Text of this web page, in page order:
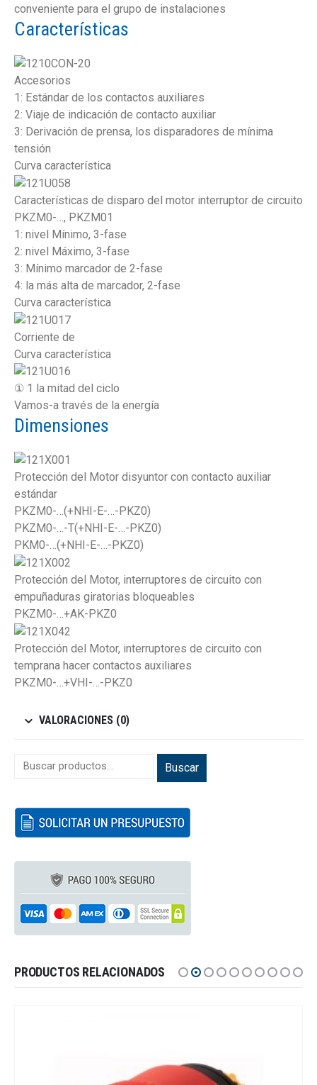
conveniente para el grupo de instalaciones
Características
Accesorios
1: Estándar de los contactos auxiliares
2: Viaje de indicación de contacto auxiliar
3: Derivación de prensa, los disparadores de mínima
tensión
Curva característica
Características de disparo del motor interruptor de circuito
PKZM0-…, PKZM01
1: nivel Mínimo, 3-fase
2: nivel Máximo, 3-fase
3: Mínimo marcador de 2-fase
4: la más alta de marcador, 2-fase
Curva característica
Corriente de
Curva característica
① 1 la mitad del ciclo
Vamos-a través de la energía
Dimensiones
Protección del Motor disyuntor con contacto auxiliar
estándar
PKZM0-…(+NHI-E-…-PKZ0)
PKZM0-…-T(+NHI-E-…-PKZ0)
PKM0-…(+NHI-E-…-PKZ0)
Protección del Motor, interruptores de circuito con
empuñaduras giratorias bloqueables
PKZM0-…+AK-PKZ0
Protección del Motor, interruptores de circuito con
temprana hacer contactos auxiliares
PKZM0-…+VHI-…-PKZ0
VALORACIONES (0)
Buscar
PRODUCTOS RELACIONADOS